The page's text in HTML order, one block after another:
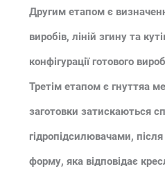
Другим етапом є
виробів, ліній згину та
конфігурації готового
Третім етапом є гнуттяа
заготовки затискаються
гідропідсилювачами,
форму, яка відповідає